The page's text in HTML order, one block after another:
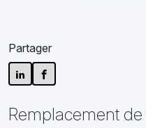
Partager
Remplacement